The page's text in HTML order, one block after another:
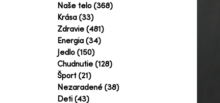
Naše telo (368)
Krása (33)
Zdravie (481)
Energia (34)
Jedlo (150)
Chudnutie (128)
Šport (21)
Nezaradené (38)
Deti (43)